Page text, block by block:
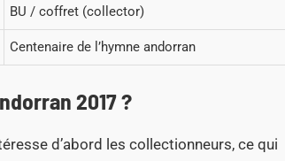
BU / coffret (collector)
Centenaire de l’hymne andorran
2017 ?
d’abord les collectionneurs, ce qui